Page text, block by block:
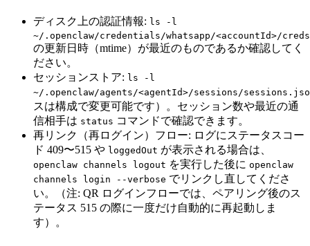
ディスク上の認証情報: ls -l
~/.openclaw/credentials/whatsapp/<accountId>/
の更新日時（mtime）が最近のものであるか確認してく
ださい。
セッションストア: ls -l
~/.openclaw/agents/<agentId>/sessions/
スは構成で変更可能です）。セッション数や最近の通
信相手は status コマンドで確認できます。
再リンク（再ログイン）フロー: ログにステータスコー
ド 409〜515 や loggedOut が表示される場合は、
openclaw channels logout を実行した後に openclaw
channels login --verbose でリンクし直してくださ
い。（注: QR ログインフローでは、ペアリング後のス
テータス 515 の際に一度だけ自動的に再起動しま
す）。